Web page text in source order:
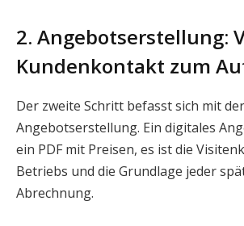
2. Angebotserstellung:
Kundenkontakt zum
Der zweite Schritt befasst sich mit
Angebotserstellung. Ein digitales
ein PDF mit Preisen, es ist die
Betriebs und die Grundlage jeder
Abrechnung.